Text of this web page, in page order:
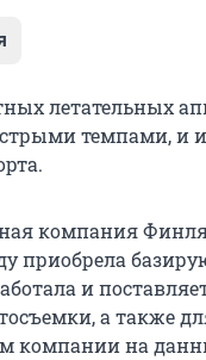
летательных
темпами, и
компания
приобрела
и
а также
компании на